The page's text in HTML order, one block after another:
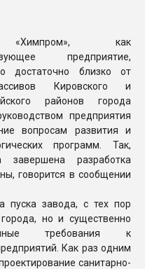
ПЕРЕЙТИ НА
как
предприятие,
достаточно близко от
Кировского и
районов города
предприятия
вопросам развития и
программ. Так,
разработка
говорится в сообщении
пуска завода, с тех пор
но и существенно
требования к
Как раз одним
санитарно-